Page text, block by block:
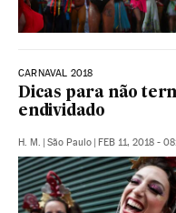
CARNAVAL 2018
Dicas para não
endividado
H. M. São Paulo FEB 11, 2018 -